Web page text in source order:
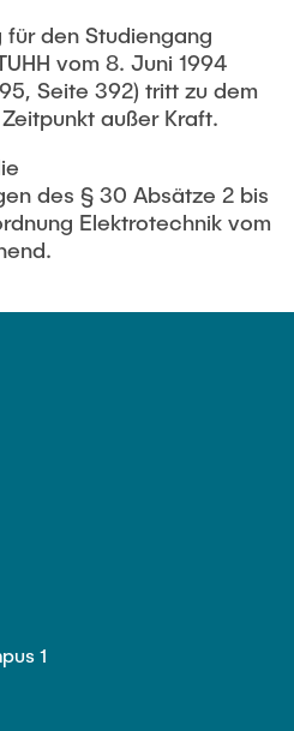
für den Studiengang
vom 8. Juni 1994
Seite 392) tritt zu dem
außer Kraft.
des § 30 Absätze 2 bis
Elektrotechnik vom
1